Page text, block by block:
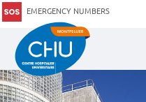
EMERGENCY NUMBERS